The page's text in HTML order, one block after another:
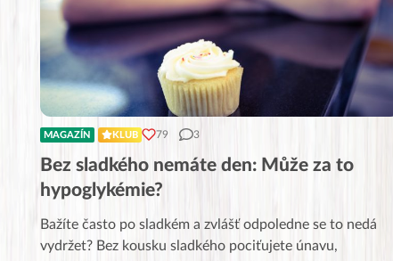
MAGAZÍN KLUB 79 3
Bez sladkého nemáte den: Může za to
hypoglykémie?
Bažíte často po sladkém a zvlášť odpoledne se to nedá
vydržet? Bez kousku sladkého pociťujete únavu,